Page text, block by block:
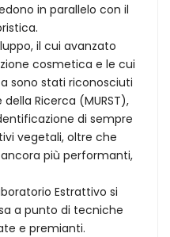
in parallelo con il
il cui avanzato
cosmetica e le cui
sono stati riconosciuti
Ricerca (MURST),
di sempre
vegetali, oltre che
più performanti,
Estrattivo si
a punto di tecniche
e premianti.